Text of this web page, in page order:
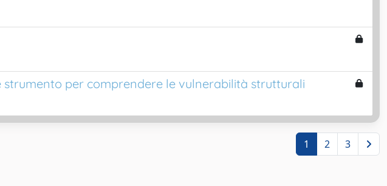
strumento per comprendere le vulnerabilità strutturali
1 2 3